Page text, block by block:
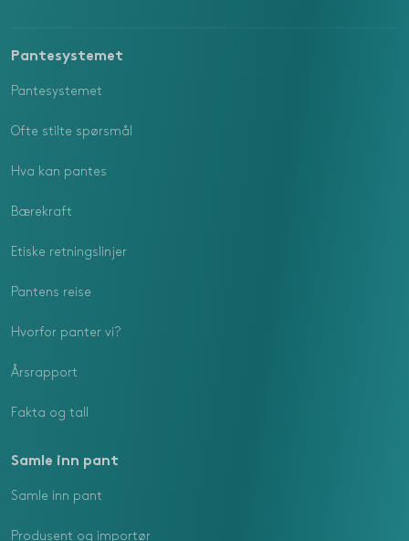
Pantesystemet
Pantesystemet
Ofte stilte spørsmål
Hva kan pantes
Bærekraft
Etiske retningslinjer
Pantens reise
Hvorfor panter vi?
Årsrapport
Fakta og tall
Samle inn pant
Samle inn pant
Produsent og importør